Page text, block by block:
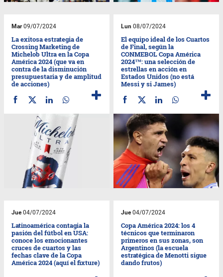
Mar09/07/2024
La exitosa estrategia de
Crossing Marketing de
Michelob Ultra en la Copa
América 2024 (que va en
contra de la disminución
presupuestaria y de amplitud
de acciones)
Lun 08/07/2024
El equipo ideal de los Cuartos
de Final, según la
CONMEBOL Copa América
2024™: una selección de
estrellas en acción en
Estados Unidos (no está
Messi y si James)
Jue04/07/2024
Latinoamérica contagia la
pasión del fútbol en USA:
conoce los emocionantes
cruces de cuartos y las
fechas clave de la Copa
América 2024 (aquí el fixture)
Jue04/07/2024
Copa América 2024: los 4
técnicos que terminaron
primeros en sus zonas, son
Argentinos (la escuela
estratégica de Menotti sigue
dando frutos)